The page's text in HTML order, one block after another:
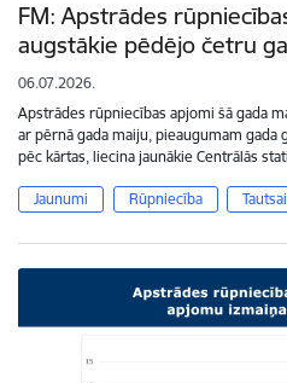
FM: Apstrādes
augstākie pēdējo četru
06.07.2026.
Apstrādes rūpniecības apjomi šā gada
ar pērnā gada maiju, pieaugumam
pēc kārtas, liecina jaunākie Centrālās
Jaunumi Rūpniecība